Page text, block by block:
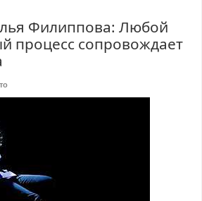
Филиппова: Любой
процесс сопровождает